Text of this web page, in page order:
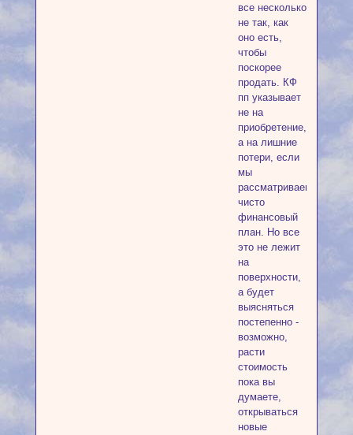
все несколько
не так, как
оно есть,
чтобы
поскорее
продать. КФ
пп указывает
не на
приобретение,
а на лишние
потери, если
мы
рассматриваем
чисто
финансовый
план. Но все
это не лежит
на
поверхности,
а будет
выясняться
постепенно -
возможно,
расти
стоимость
пока вы
думаете,
открываться
новые